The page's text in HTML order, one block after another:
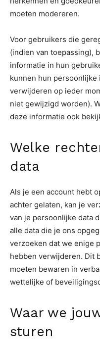
moeten modereren.
Voor gebruikers die
(indien van toepassing),
informatie in hun
kunnen hun
verwijderen op ieder
niet gewijzigd worden).
deze informatie ook
Welke
data
Als je een account hebt
achter gelaten, kan je
van je persoonlijke data
alle data die je ons
verzoeken dat we enige
hebben verwijderen. Dit
moeten bewaren in
wettelijke of
Waar we
sturen